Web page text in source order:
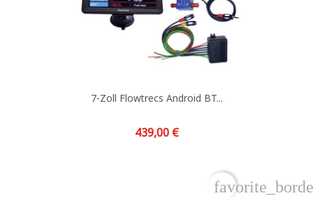
7-Zoll Flowtrecs Android BT...
Preis
439,00 €